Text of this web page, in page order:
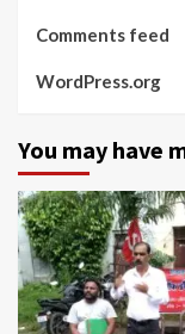
Comments feed
WordPress.org
You may have